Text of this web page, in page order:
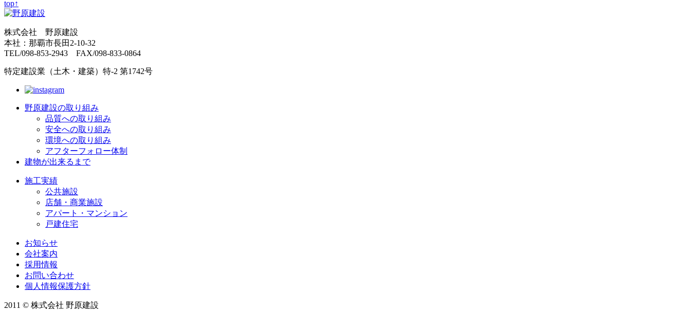
top↑
株式会社 野原建設
本社：那覇市長田2-10-32
TEL/098-853-2943 FAX/098-833-0864
特定建設業（土木・建築）特-2 第1742号
野原建設の取り組み
品質への取り組み
安全への取り組み
環境への取り組み
アフターフォロー体制
建物が出来るまで
施工実績
公共施設
店舗・商業施設
アパート・マンション
戸建住宅
お知らせ
会社案内
採用情報
お問い合わせ
個人情報保護方針
2011 © 株式会社 野原建設